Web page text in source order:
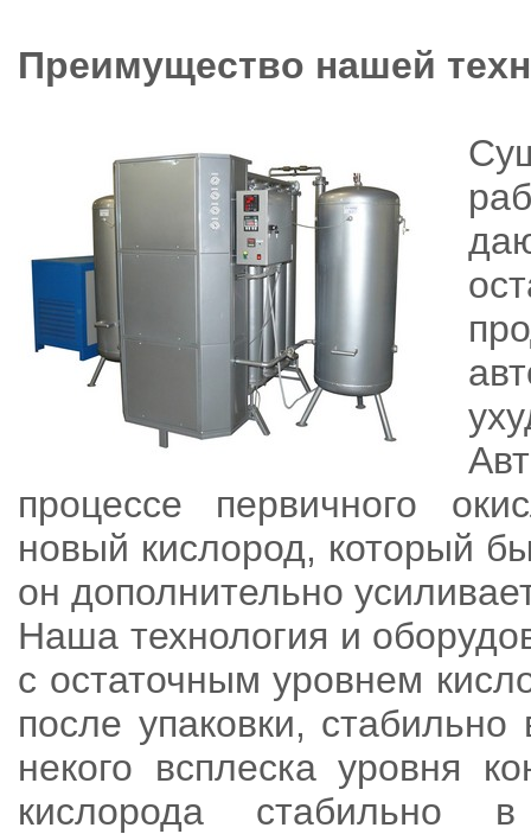
Преимущество нашей
процессе первичного
новый кислород, который
он дополнительно
Наша технология и
с остаточным уровнем
после упаковки,
некого всплеска уровня
кислорода